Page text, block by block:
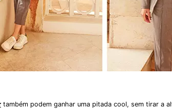
também podem ganhar uma pitada cool, sem tirar a